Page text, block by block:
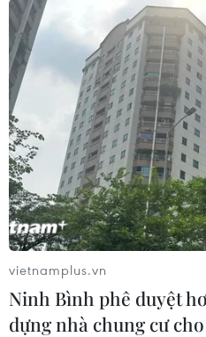
Đồng thời, người tiêu
khi sử dụng thủy hải sản
và Môi trường có kết
vực 4 tỉnh miền Trung
vietnamplus.vn
Ninh Bình phê duyệt
dựng nhà chung cư